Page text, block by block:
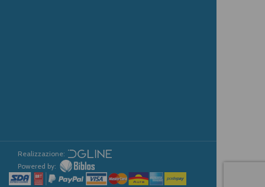
Realizzazione:
Powered by: